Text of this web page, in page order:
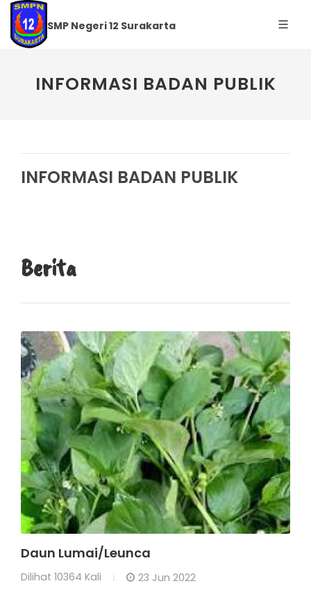
SMP Negeri 12 Surakarta
INFORMASI BADAN PUBLIK
INFORMASI BADAN PUBLIK
Berita
Daun Lumai/Leunca
Dilihat 10364 Kali 23 Jun 2022